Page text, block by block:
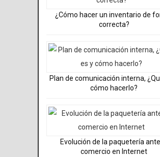
¿Cómo hacer un inventario de
correcta?
Plan de comunicación interna,
cómo hacerlo?
Evolución de la paquetería ante
comercio en Internet